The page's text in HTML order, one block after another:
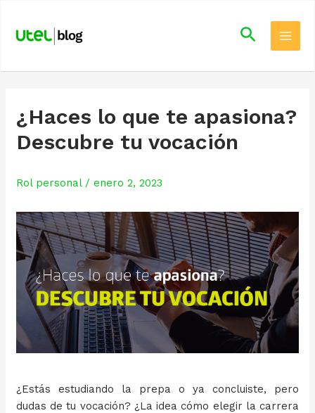
content
Search
¿Haces lo que te apasiona?
Descubre tu vocación
Rol personal/enero 2, 2023
¿Estás estudiando la prepa o ya concluiste, pero
dudas de tu vocación? ¿La idea cómo elegir la carrera